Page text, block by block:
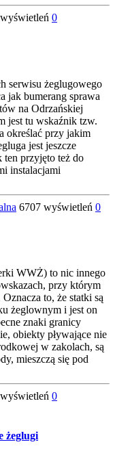
0
serwisu żeglugowego
jak bumerang sprawa
na Odrzańskiej
jest tu wskaźnik tzw.
określać przy jakim
jest jeszcze
ten przyjęto też do
instalacjami
6707 wyświetleń 0
WWŻ) to nic innego
przy którym
to, że statki są
żeglownym i jest on
znaki granicy
obiekty pływające nie
w zakolach, są
mieszczą się pod
0
żeglugi